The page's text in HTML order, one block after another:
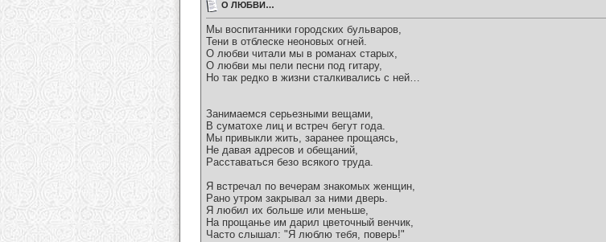
О ЛЮБВИ…
Мы воспитанники городских бульваров,
Тени в отблеске неоновых огней.
О любви читали мы в романах старых,
О любви мы пели песни под гитару,
Но так редко в жизни сталкивались с ней…
Занимаемся серьезными вещами,
В суматохе лиц и встреч бегут года.
Мы привыкли жить, заранее прощаясь,
Не давая адресов и обещаний,
Расставаться безо всякого труда.
Я встречал по вечерам знакомых женщин,
Рано утром закрывал за ними дверь.
Я любил их больше или меньше,
На прощанье им дарил цветочный венчик,
Часто слышал: "Я люблю тебя, поверь!"